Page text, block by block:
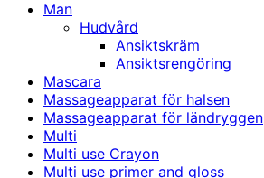
Man
Hudvård
Ansiktskräm
Ansiktsrengöring
Mascara
Massageapparat för halsen
Massageapparat för ländryggen
Multi
Multi use Crayon
Multi use primer and gloss